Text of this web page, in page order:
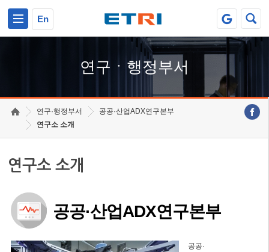
En
연구ㆍ행정부서
연구·행정부서
공공·산업ADX연구본부
연구소 소개
연구소 소개
공공·산업ADX연구본부
공공·